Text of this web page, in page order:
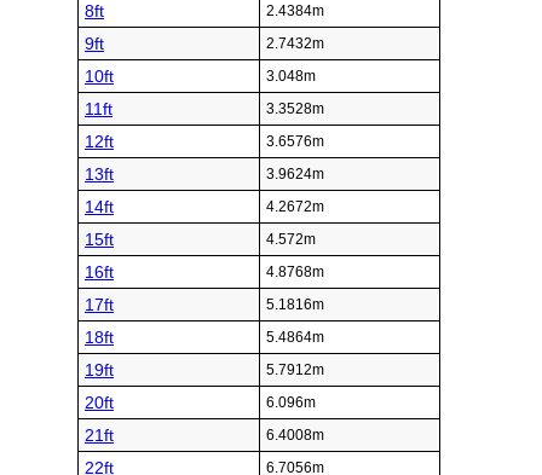
8ft 2.4384m
9ft 2.7432m
10ft 3.048m
11ft 3.3528m
12ft 3.6576m
13ft 3.9624m
14ft 4.2672m
15ft 4.572m
16ft 4.8768m
17ft 5.1816m
18ft 5.4864m
19ft 5.7912m
20ft 6.096m
21ft 6.4008m
22ft 6.7056m